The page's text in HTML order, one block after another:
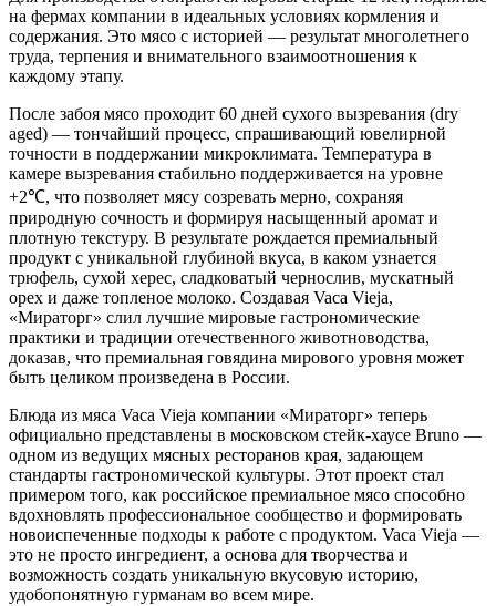
на фермах компании в идеальных условиях кормления и
содержания. Это мясо с историей — результат многолетнего
труда, терпения и внимательного взаимоотношения к
каждому этапу.
После забоя мясо проходит 60 дней сухого вызревания (dry
aged) — тончайший процесс, спрашивающий ювелирной
точности в поддержании микроклимата. Температура в
камере вызревания стабильно поддерживается на уровне
+2℃, что позволяет мясу созревать мерно, сохраняя
природную сочность и формируя насыщенный аромат и
плотную текстуру. В результате рождается премиальный
продукт с уникальной глубиной вкуса, в каком узнается
трюфель, сухой херес, сладковатый чернослив, мускатный
орех и даже топленое молоко. Создавая Vaca Vieja,
«Мираторг» слил лучшие мировые гастрономические
практики и традиции отечественного животноводства,
доказав, что премиальная говядина мирового уровня может
быть целиком произведена в России.
Блюда из мяса Vaca Vieja компании «Мираторг» теперь
официально представлены в московском стейк-хаусе Bruno —
одном из ведущих мясных ресторанов края, задающем
стандарты гастрономической культуры. Этот проект стал
примером того, как российское премиальное мясо способно
вдохновлять профессиональное сообщество и формировать
новоиспеченные подходы к работе с продуктом. Vaca Vieja —
это не просто ингредиент, а основа для творчества и
возможность создать уникальную вкусовую историю,
удобопонятную гурманам во всем мире.